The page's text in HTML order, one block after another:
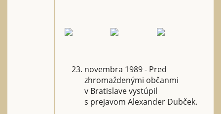
novembra 1989 - Pred
zhromaždenými občanmi
v Bratislave vystúpil
s prejavom Alexander Dubček.